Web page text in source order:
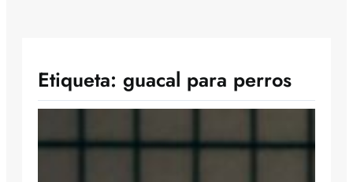
Etiqueta: guacal para perros